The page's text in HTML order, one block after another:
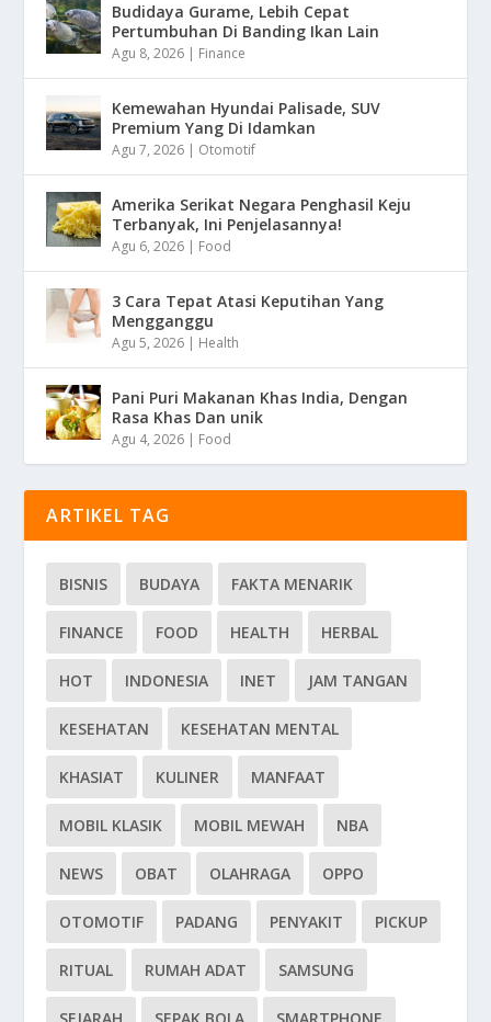
Budidaya Gurame, Lebih Cepat
Pertumbuhan Di Banding Ikan Lain
Agu 8, 2026 | Finance
Kemewahan Hyundai Palisade, SUV
Premium Yang Di Idamkan
Agu 7, 2026 | Otomotif
Amerika Serikat Negara Penghasil Keju
Terbanyak, Ini Penjelasannya!
Agu 6, 2026 | Food
3 Cara Tepat Atasi Keputihan Yang
Mengganggu
Agu 5, 2026 | Health
Pani Puri Makanan Khas India, Dengan
Rasa Khas Dan unik
Agu 4, 2026 | Food
ARTIKEL TAG
BISNIS BUDAYA FAKTA MENARIK
FINANCE FOOD HEALTH HERBAL
HOT INDONESIA INET JAM TANGAN
KESEHATAN KESEHATAN MENTAL
KHASIAT KULINER MANFAAT
MOBIL KLASIK MOBIL MEWAH NBA
NEWS OBAT OLAHRAGA OPPO
OTOMOTIF PADANG PENYAKIT PICKUP
RITUAL RUMAH ADAT SAMSUNG